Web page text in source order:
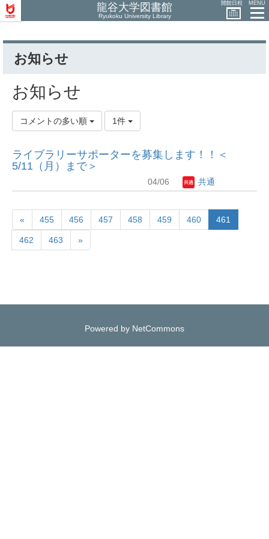
龍谷大学図書館
Ryukoku University Library
開館日程 MENU
お知らせ
お知らせ
コメントの多い順 1件
ライブラリーサポーターを募集します！！＜
5/11（月）まで＞
04/06 共通
« 455 456 457 458 459 460 461
462 463 »
Powered by NetCommons